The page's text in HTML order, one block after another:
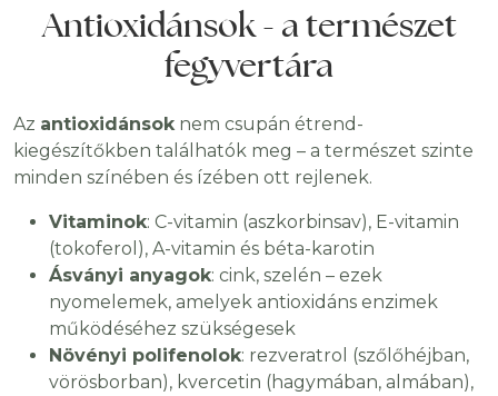
Antioxidánsok - a természet
fegyvertára
Az antioxidánsok nem csupán étrend-
kiegészítőkben találhatók meg – a természet szinte
minden színében és ízében ott rejlenek.
Vitaminok: C-vitamin (aszkorbinsav), E-vitamin
(tokoferol), A-vitamin és béta-karotin
Ásványi anyagok: cink, szelén – ezek
nyomelemek, amelyek antioxidáns enzimek
működéséhez szükségesek
Növényi polifenolok: rezveratrol (szőlőhéjban,
vörösborban), kvercetin (hagymában, almában),